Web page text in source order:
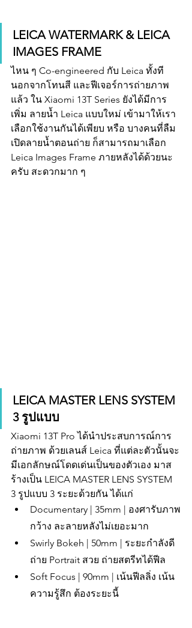
LEICA WATERMARK & LEICA
IMAGES FRAME
ไหน ๆ Co-engineered กับ Leica ทั้งที
นอกจากโทนสี และฟีเจอร์การถ่ายภาพ
แล้ว ใน Xiaomi 13T Series ยังได้มีการ
เพิ่ม ลายน้ำ Leica แบบใหม่ เข้ามาให้เรา
เลือกใช้งานกันได้เพียบ หรือ บางคนที่ลืม
เปิดลายน้ำตอนถ่าย ก็สามารถมาเลือก
Leica Images Frame ภายหลังได้ด้วยนะ
ครับ สะดวกมาก ๆ
LEICA MASTER LENS SYSTEM
3 รูปแบบ
Xiaomi 13T Pro ได้นำประสบการณ์การ
ถ่ายภาพ ด้วยเลนส์ Leica ที่แต่ละตัวนั้นจะ
มีเอกลักษณ์โดดเด่นเป็นของตัวเอง มาส
ร้างเป็น LEICA MASTER LENS SYSTEM
3 รูปแบบ 3 ระยะด้วยกัน ได้แก่
Documentary | 35mm | องศารับภาพ
กว้าง ละลายหลังไม่เยอะมาก
Swirly Bokeh | 50mm | ระยะกำลังดี
ถ่าย Portrait สวย ถ่ายสตรีทได้ฟีล
Soft Focus | 90mm | เน้นฟีลลิ่ง เน้น
ความรู้สึก ต้องระยะนี้